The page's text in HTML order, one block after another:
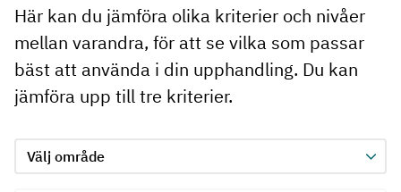
Här kan du jämföra olika kriterier och nivåer
mellan varandra, för att se vilka som passar
bäst att använda i din upphandling. Du kan
jämföra upp till tre kriterier.
Jämför kriterie 1, formuläret skickas in automatiskt när
Välj område för kriterie 1